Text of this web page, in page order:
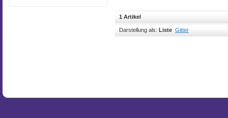
1 Artikel
Darstellung als: Liste Gitter